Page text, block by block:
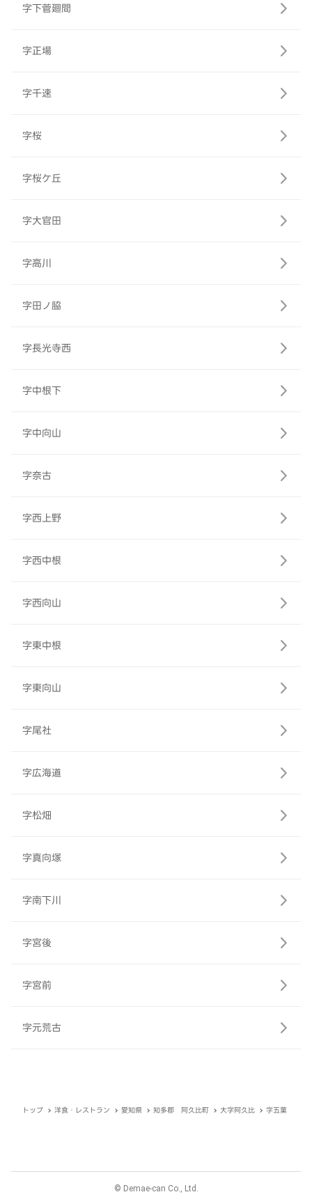
字下菅廻間
字正場
字千速
字桜
字桜ケ丘
字大官田
字高川
字田ノ脇
字長光寺西
字中根下
字中向山
字奈古
字西上野
字西中根
字西向山
字東中根
字東向山
字尾社
字広海道
字松畑
字真向塚
字南下川
字宮後
字宮前
字元荒古
トップ 洋食・レストラン 愛知県 知多郡 阿久比町 大字阿久比 字五葉
© Demae-can Co., Ltd.